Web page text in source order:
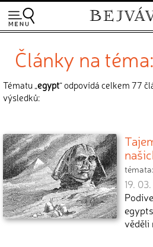
Články na
Tématu „egypt“ odpovídá celkem 77
výsledků:
témata:
19.
věděli